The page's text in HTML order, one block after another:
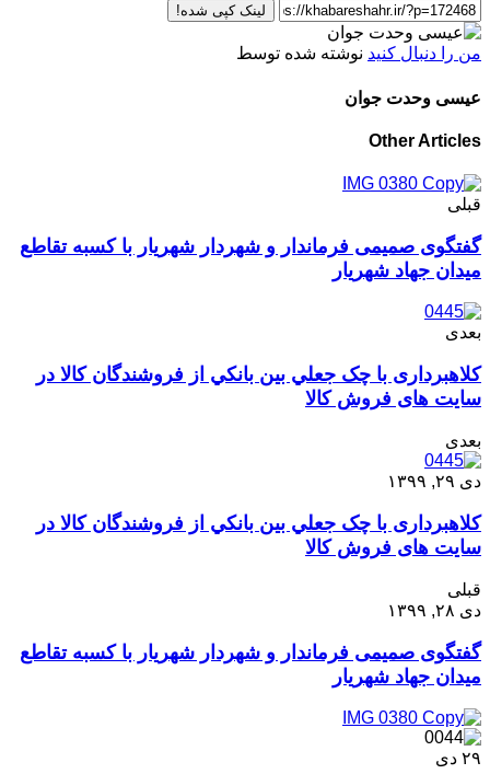
لینک کپی شده!
من را دنبال کنید نوشته شده توسط
عیسی وحدت جوان
Other Articles
قبلی
گفتگوی صمیمی فرماندار و شهردار شهریار با کسبه تقاطع
میدان جهاد شهریار
بعدی
کلاهبرداری با چک جعلي بين بانکي از فروشندگان کالا در
سایت های فروش کالا
بعدی
دی ۲۹, ۱۳۹۹
کلاهبرداری با چک جعلي بين بانکي از فروشندگان کالا در
سایت های فروش کالا
قبلی
دی ۲۸, ۱۳۹۹
گفتگوی صمیمی فرماندار و شهردار شهریار با کسبه تقاطع
میدان جهاد شهریار
۲۹ دی